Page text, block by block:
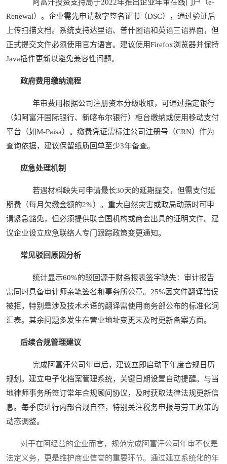
阿富汗投资支持局于2022年推出企业年审在线门户（e-
Renewal）。企业需先申请数字签名证书（DSC），通过验证后
上传扫描文档。系统支持达里语、普什图语和英语三语界面，但
正式提交文件必须使用官方语言。建议使用Firefox浏览器并保持
Java插件更新以避免兼容性问题。
政府费用缴纳流程
年审费用根据公司注册资本分级收取，可通过指定银行
（如阿富汗国际银行、新喀布尔银行）柜台缴纳或使用移动支付
平台（如M-Paisa）。缴费凭证需标注公司注册号（CRN）作为
查询依据，建议保留纸质回单至少3年备查。
应急处理机制
若遇材料缺失可申请最长30天的延期提交，但需支付延
期费（每月欠缴金额的2%）。重大自然灾害或政局动荡时可申
请紧急豁免，但必须提供联合国机构或商会出具的证明文件。建
议企业设立应急联络人专门跟踪政策变更通知。
常见驳回原因分析
统计显示60%的驳回源于财务报表签字缺失：审计报告
需同时具备审计师亲笔签名和事务所公章。25%因文件翻译错误
被拒，特别是涉及技术术语的翻译需使用商务部公布的标准化词
汇表。其余问题多发生在营业地址变更未及时更新备案方面。
后续合规管理建议
完成阿富汗公司年审后，建议立即启动下年度合规日历
规划。建立电子化档案管理系统，关键日期设置自动提醒。与当
地律师事务所签订常年合规顾问协议，及时获取法律法规更新信
息。每季度进行内部合规自查，特别关注税务申报与劳工政策的
动态调整。
对于在阿经营的企业而言，规范完成阿富汗公司年审不仅是
法定义务，更是维护商业信誉的重要环节。通过建立系统化的年